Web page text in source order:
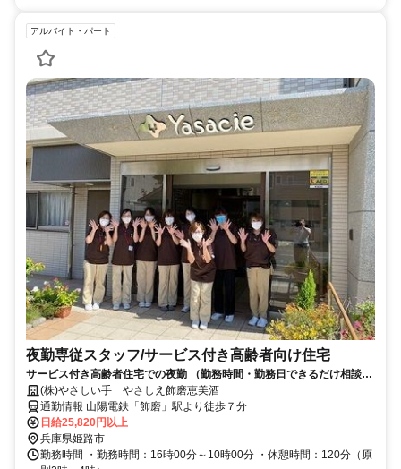
アルバイト・パート
夜勤専従スタッフ/サービス付き高齢者向け住宅
サービス付き高齢者住宅での夜勤 （勤務時間・勤務日できるだけ相談に
応じます◎）
(株)やさしい手 やさしえ飾磨恵美酒
通勤情報 山陽電鉄「飾磨」駅より徒歩７分
日給25,820円以上
兵庫県姫路市
勤務時間 ・勤務時間：16時00分～10時00分 ・休憩時間：120分（原